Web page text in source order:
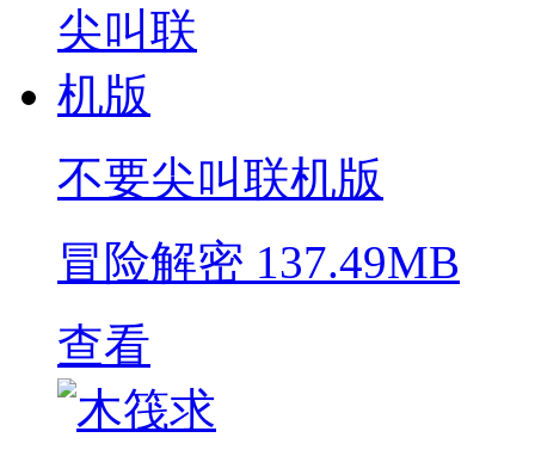
不要尖叫联机版
冒险解密 137.49MB
查看